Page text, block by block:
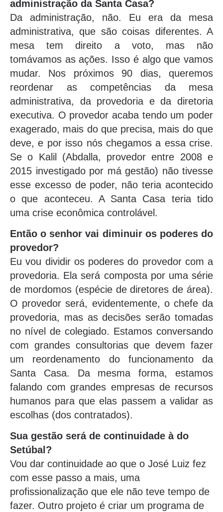
administração da Santa Casa?
Da administração, não. Eu era da mesa
administrativa, que são coisas diferentes. A
mesa tem direito a voto, mas não
tomávamos as ações. Isso é algo que vamos
mudar. Nos próximos 90 dias, queremos
reordenar as competências da mesa
administrativa, da provedoria e da diretoria
executiva. O provedor acaba tendo um poder
exagerado, mais do que precisa, mais do que
deve, e por isso nós chegamos a essa crise.
Se o Kalil (Abdalla, provedor entre 2008 e
2015 investigado por má gestão) não tivesse
esse excesso de poder, não teria acontecido
o que aconteceu. A Santa Casa teria tido
uma crise econômica controlável.
Então o senhor vai diminuir os poderes do
provedor?
Eu vou dividir os poderes do provedor com a
provedoria. Ela será composta por uma série
de mordomos (espécie de diretores de área).
O provedor será, evidentemente, o chefe da
provedoria, mas as decisões serão tomadas
no nível de colegiado. Estamos conversando
com grandes consultorias que devem fazer
um reordenamento do funcionamento da
Santa Casa. Da mesma forma, estamos
falando com grandes empresas de recursos
humanos para que elas passem a validar as
escolhas (dos contratados).
Sua gestão será de continuidade à do
Setúbal?
Vou dar continuidade ao que o José Luiz fez
com esse passo a mais, uma
profissionalização que ele não teve tempo de
fazer. Outro projeto é criar um programa de